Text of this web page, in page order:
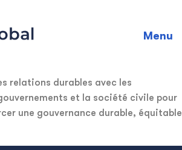
Menu
relations durables avec les
et la société civile pour
une gouvernance durable, équitable